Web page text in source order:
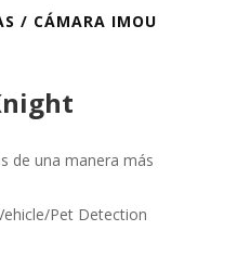
/ CÁMARA IMOU
de una manera más
Pet Detection